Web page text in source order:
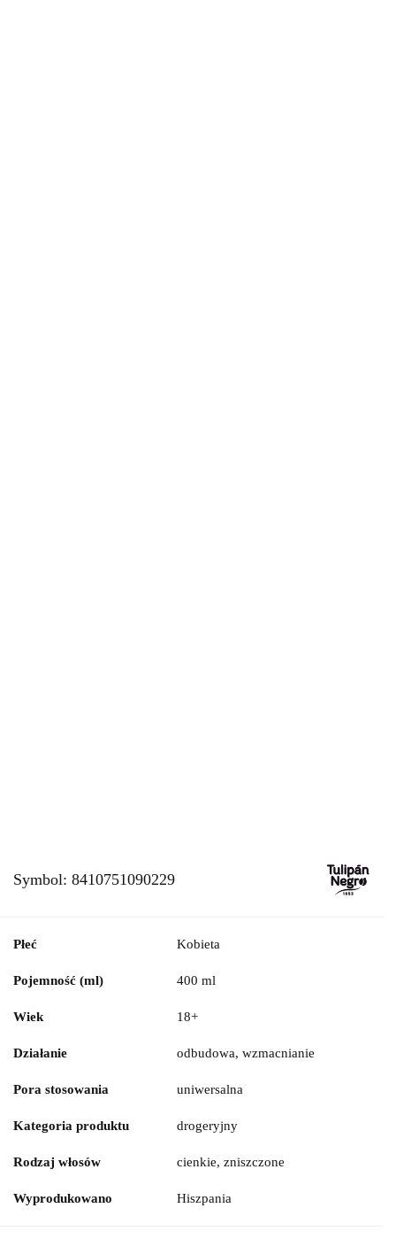
Symbol: 8410751090229
Płeć Kobieta
Pojemność (ml) 400 ml
Wiek 18+
Działanie odbudowa, wzmacnianie
Pora stosowania uniwersalna
Kategoria produktu drogeryjny
Rodzaj włosów cienkie, zniszczone
Wyprodukowano Hiszpania